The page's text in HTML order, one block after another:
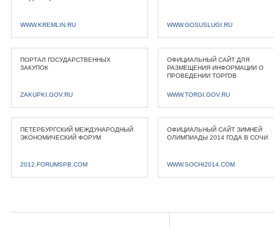
WWW.KREMLIN.RU WWW.GOSUSLUGI.RU
ПОРТАЛ ГОСУДАРСТВЕННЫХ
ЗАКУПОК
ZAKUPKI.GOV.RU
ОФИЦИАЛЬНЫЙ САЙТ ДЛЯ
РАЗМЕЩЕНИЯ ИНФОРМАЦИИ О
ПРОВЕДЕНИИ ТОРГОВ
WWW.TORGI.GOV.RU
ПЕТЕРБУРГСКИЙ МЕЖДУНАРОДНЫЙ
ЭКОНОМИЧЕСКИЙ ФОРУМ
2012.FORUMSPB.COM
ОФИЦИАЛЬНЫЙ САЙТ ЗИМНЕЙ
ОЛИМПИАДЫ 2014 ГОДА В СОЧИ
WWW.SOCHI2014.COM